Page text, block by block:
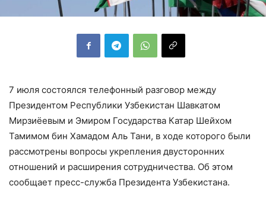
7 июля состоялся телефонный разговор между
Президентом Республики Узбекистан Шавкатом
Мирзиёевым и Эмиром Государства Катар Шейхом
Тамимом бин Хамадом Аль Тани, в ходе которого были
рассмотрены вопросы укрепления двусторонних
отношений и расширения сотрудничества. Об этом
сообщает пресс-служба Президента Узбекистана.